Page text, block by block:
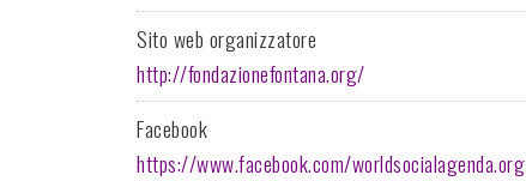
Sito web organizzatore
http://fondazionefontana.org/
Facebook
https://www.facebook.com/worldsocialagenda.org